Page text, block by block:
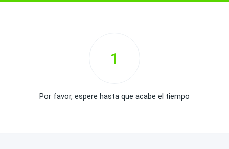
1
Por favor, espere hasta que acabe el tiempo